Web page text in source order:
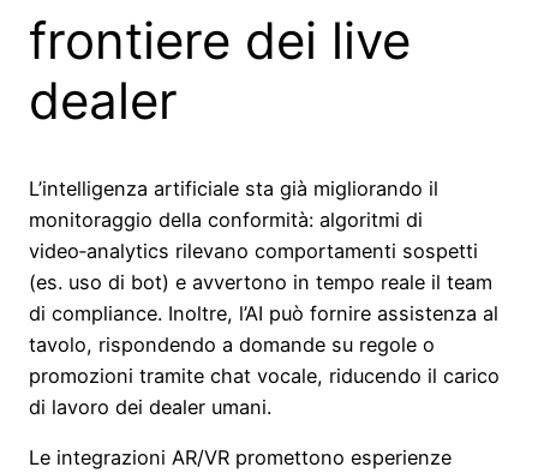
frontiere dei live
dealer
L’intelligenza artificiale sta già migliorando il
monitoraggio della conformità: algoritmi di
video‑analytics rilevano comportamenti sospetti
(es. uso di bot) e avvertono in tempo reale il team
di compliance. Inoltre, l’AI può fornire assistenza al
tavolo, rispondendo a domande su regole o
promozioni tramite chat vocale, riducendo il carico
di lavoro dei dealer umani.
Le integrazioni AR/VR promettono esperienze